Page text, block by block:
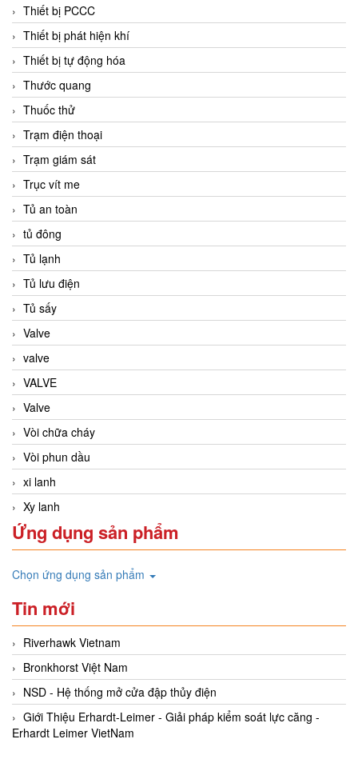
Thiết bị PCCC
Thiết bị phát hiện khí
Thiết bị tự động hóa
Thước quang
Thuốc thử
Trạm điện thoại
Trạm giám sát
Trục vít me
Tủ an toàn
tủ đông
Tủ lạnh
Tủ lưu điện
Tủ sấy
Valve
valve
VALVE
Valve
Vòi chữa cháy
Vòi phun dầu
xi lanh
Xy lanh
Ứng dụng sản phẩm
Chọn ứng dụng sản phẩm
Tin mới
Riverhawk Vietnam
Bronkhorst Việt Nam
NSD - Hệ thống mở cửa đập thủy điện
Giới Thiệu Erhardt-Leimer - Giải pháp kiểm soát lực căng -
Erhardt Leimer VietNam